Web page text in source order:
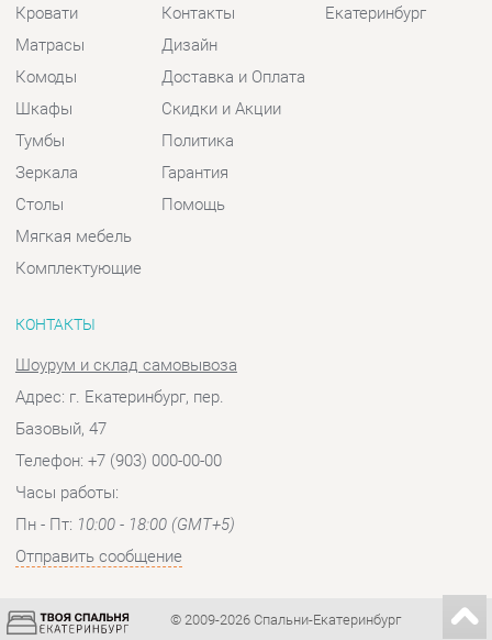
Зеркала
Столы
Мягкая мебель
Комплектующие
Гарантия
Помощь
Шоурум и склад самовывоза
Адрес: г. Екатеринбург, пер.
Базовый, 47
Часы работы: